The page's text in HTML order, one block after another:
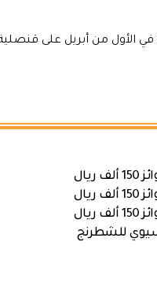
الأول من أبريل على
للشطرنج